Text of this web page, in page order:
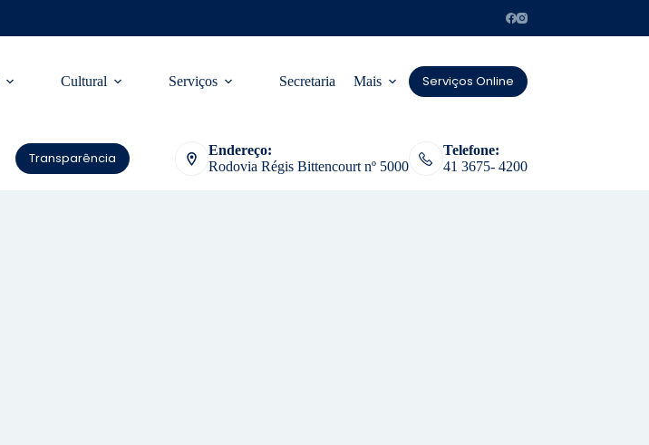
Cultural Serviços Secretaria Mais Serviços Online
Transparência
Endereço:
Rodovia Régis Bittencourt nº 5000
Telefone:
41 3675- 4200